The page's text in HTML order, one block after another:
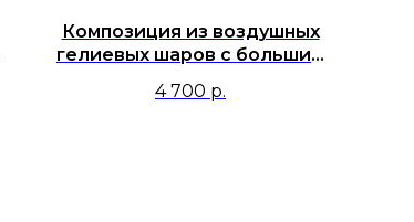
Композиция из воздушных
гелиевых шаров с большим
индивидуальной надписью
4 700 р.